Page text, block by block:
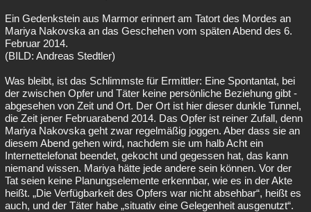
Ein Gedenkstein aus Marmor erinnert am Tatort des Mordes an
Mariya Nakovska an das Geschehen vom späten Abend des 6.
Februar 2014.
(BILD: Andreas Stedtler)
Was bleibt, ist das Schlimmste für Ermittler: Eine Spontantat, bei
der zwischen Opfer und Täter keine persönliche Beziehung gibt -
abgesehen von Zeit und Ort. Der Ort ist hier dieser dunkle Tunnel,
die Zeit jener Februarabend 2014. Das Opfer ist reiner Zufall, denn
Mariya Nakovska geht zwar regelmäßig joggen. Aber dass sie an
diesem Abend gehen wird, nachdem sie um halb Acht ein
Internettelefonat beendet, gekocht und gegessen hat, das kann
niemand wissen. Mariya hätte jede andere sein können. Vor der
Tat seien keine Planungselemente erkennbar, wie es in der Akte
heißt. „Die Verfügbarkeit des Opfers war nicht absehbar“, heißt es
auch, und der Täter habe „situativ eine Gelegenheit ausgenutzt“.